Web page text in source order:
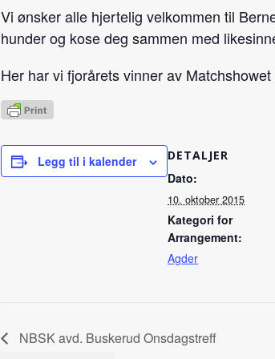
Vi ønsker alle hjertelig velkommen til
hunder og kose deg sammen med
Her har vi fjorårets vinner av
Legg til i kalender DETALJER
Dato:
10. oktober 2015
Kategori for
Arrangement:
Agder
NBSK avd. Buskerud Onsdagstreff